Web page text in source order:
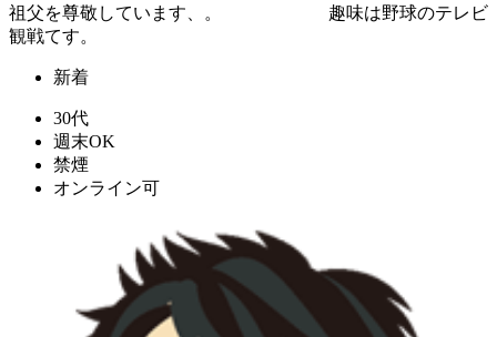
祖父を尊敬しています、。 趣味は野球のテレビ
観戦てす。
新着
30代
週末OK
禁煙
オンライン可